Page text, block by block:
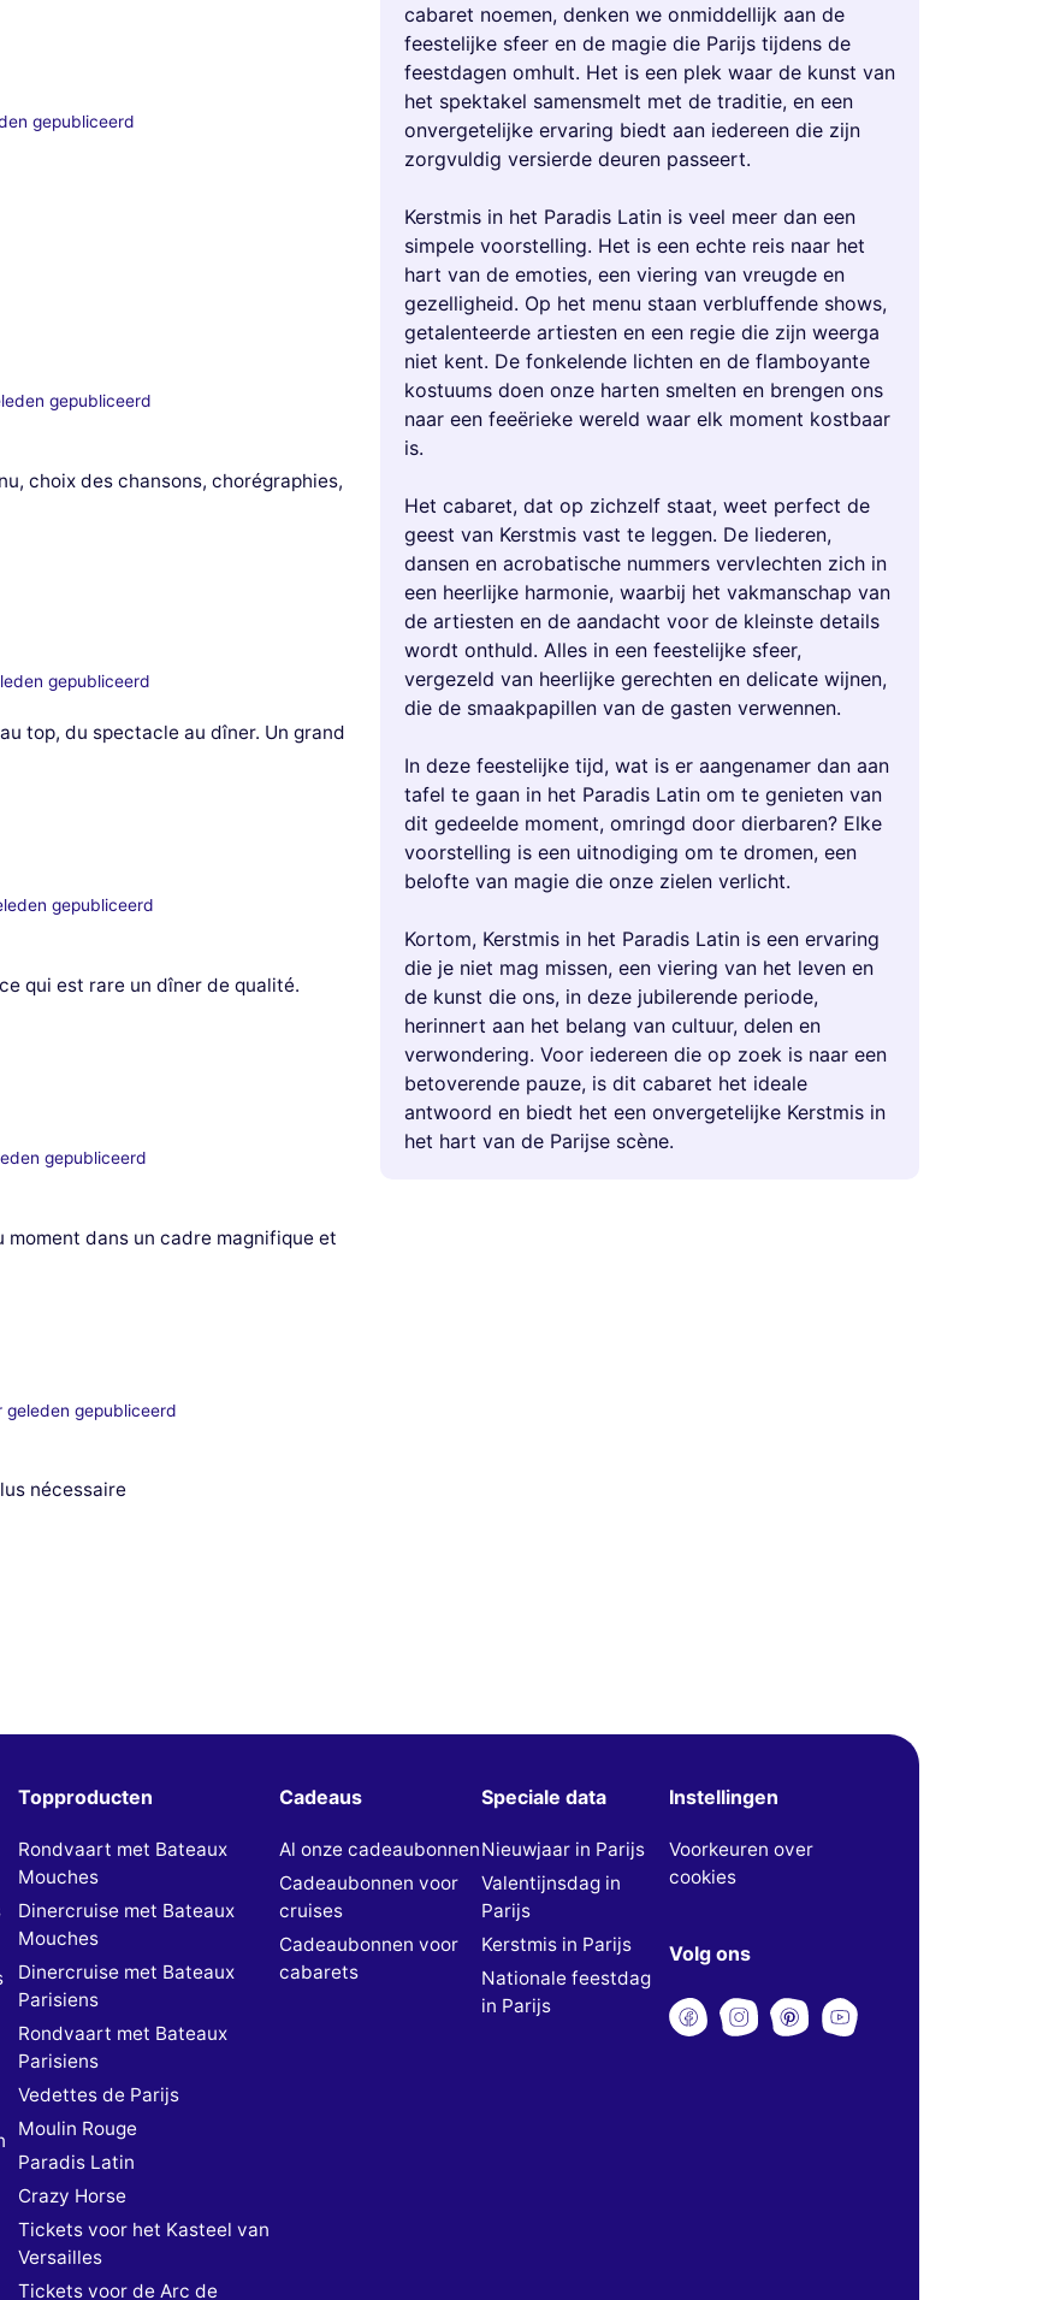
gepubliceerd
gepubliceerd
choix des chansons, chorégraphies,
gepubliceerd
top, du spectacle au dîner. Un grand
gepubliceerd
qui est rare un dîner de qualité.
gepubliceerd
dans un cadre magnifique et
geleden gepubliceerd
nécessaire
cabaret noemen, denken we onmiddellijk aan de
feestelijke sfeer en de magie die Parijs tijdens de
feestdagen omhult. Het is een plek waar de kunst van
het spektakel samensmelt met de traditie, en een
onvergetelijke ervaring biedt aan iedereen die zijn
zorgvuldig versierde deuren passeert.
Kerstmis in het Paradis Latin is veel meer dan een
simpele voorstelling. Het is een echte reis naar het
hart van de emoties, een viering van vreugde en
gezelligheid. Op het menu staan verbluffende shows,
getalenteerde artiesten en een regie die zijn weerga
niet kent. De fonkelende lichten en de flamboyante
kostuums doen onze harten smelten en brengen ons
naar een feeërieke wereld waar elk moment kostbaar
is.
Het cabaret, dat op zichzelf staat, weet perfect de
geest van Kerstmis vast te leggen. De liederen,
dansen en acrobatische nummers vervlechten zich in
een heerlijke harmonie, waarbij het vakmanschap van
de artiesten en de aandacht voor de kleinste details
wordt onthuld. Alles in een feestelijke sfeer,
vergezeld van heerlijke gerechten en delicate wijnen,
die de smaakpapillen van de gasten verwennen.
In deze feestelijke tijd, wat is er aangenamer dan aan
tafel te gaan in het Paradis Latin om te genieten van
dit gedeelde moment, omringd door dierbaren? Elke
voorstelling is een uitnodiging om te dromen, een
belofte van magie die onze zielen verlicht.
Kortom, Kerstmis in het Paradis Latin is een ervaring
die je niet mag missen, een viering van het leven en
de kunst die ons, in deze jubilerende periode,
herinnert aan het belang van cultuur, delen en
verwondering. Voor iedereen die op zoek is naar een
betoverende pauze, is dit cabaret het ideale
antwoord en biedt het een onvergetelijke Kerstmis in
het hart van de Parijse scène.
Topproducten
Rondvaart met Bateaux
Mouches
Dinercruise met Bateaux
Mouches
Dinercruise met Bateaux
Parisiens
Rondvaart met Bateaux
Parisiens
Vedettes de Parijs
Moulin Rouge
Paradis Latin
Crazy Horse
Tickets voor het Kasteel van
Versailles
Tickets voor de Arc de
Cadeaus
Al onze cadeaubonnen
Cadeaubonnen voor
cruises
Cadeaubonnen voor
cabarets
Speciale data
Nieuwjaar in Parijs
Valentijnsdag in
Parijs
Kerstmis in Parijs
Nationale feestdag
in Parijs
Instellingen
Voorkeuren over
cookies
Volg ons